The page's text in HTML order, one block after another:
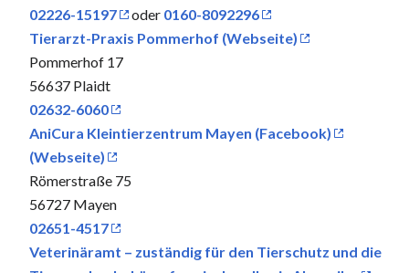
02226-15197
oder 0160-8092296
Tierarzt-Praxis Pommerhof (Webseite)
Pommerhof 17
56637 Plaidt
02632-6060
AniCura Kleintierzentrum Mayen (Facebook)
(Webseite)
Römerstraße 75
56727 Mayen
02651-4517
Veterinäramt – zuständig für den Tierschutz und die